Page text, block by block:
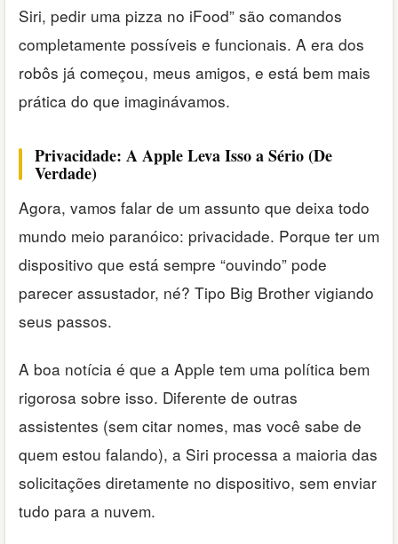
Siri, pedir uma pizza no iFood” são comandos
completamente possíveis e funcionais. A era dos
robôs já começou, meus amigos, e está bem mais
prática do que imaginávamos.
Privacidade: A Apple Leva Isso a Sério (De
Verdade)
Agora, vamos falar de um assunto que deixa todo
mundo meio paranóico: privacidade. Porque ter um
dispositivo que está sempre “ouvindo” pode
parecer assustador, né? Tipo Big Brother vigiando
seus passos.
A boa notícia é que a Apple tem uma política bem
rigorosa sobre isso. Diferente de outras
assistentes (sem citar nomes, mas você sabe de
quem estou falando), a Siri processa a maioria das
solicitações diretamente no dispositivo, sem enviar
tudo para a nuvem.